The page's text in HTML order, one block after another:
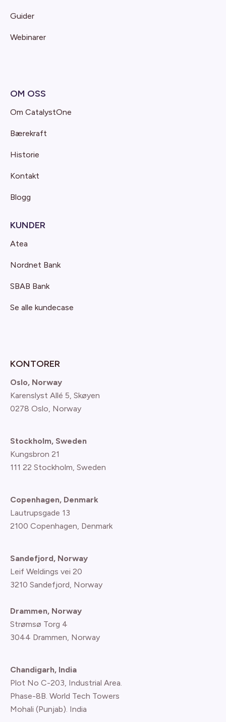
Guider
Webinarer
OM OSS
Om CatalystOne
Bærekraft
Historie
Kontakt
Blogg
KUNDER
Atea
Nordnet Bank
SBAB Bank
Se alle kundecase
KONTORER
Oslo, Norway
Karenslyst Allé 5, Skøyen
0278 Oslo, Norway
Stockholm, Sweden
Kungsbron 21
111 22 Stockholm, Sweden
Copenhagen, Denmark
Lautrupsgade 13
2100 Copenhagen, Denmark
Sandefjord, Norway
Leif Weldings vei 20
3210 Sandefjord, Norway
Drammen, Norway
Strømsø Torg 4
3044 Drammen, Norway
Chandigarh, India
Plot No C-203, Industrial Area.
Phase-8B. World Tech Towers
Mohali (Punjab). India